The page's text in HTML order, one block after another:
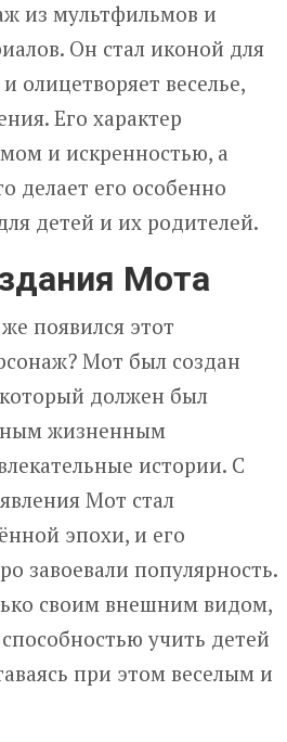
из мультфильмов и
Он стал иконой для
олицетворяет веселье,
Его характер
и искренностью, а
делает его особенно
детей и их родителей.
Мота
появился этот
Мот был создан
должен был
жизненным
истории. С
Мот стал
эпохи, и его
завоевали популярность.
своим внешним видом,
учить детей
при этом веселым и